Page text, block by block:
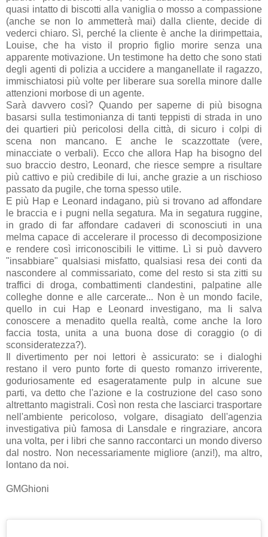
quasi intatto di biscotti alla vaniglia o mosso a compassione
(anche se non lo ammetterà mai) dalla cliente, decide di
vederci chiaro. Sì, perché la cliente è anche la dirimpettaia,
Louise, che ha visto il proprio figlio morire senza una
apparente motivazione. Un testimone ha detto che sono stati
degli agenti di polizia a uccidere a manganellate il ragazzo,
immischiatosi più volte per liberare sua sorella minore dalle
attenzioni morbose di un agente.
Sarà davvero così? Quando per saperne di più bisogna
basarsi sulla testimonianza di tanti teppisti di strada in uno
dei quartieri più pericolosi della città, di sicuro i colpi di
scena non mancano. E anche le scazzottate (vere,
minacciate o verbali). Ecco che allora Hap ha bisogno del
suo braccio destro, Leonard, che riesce sempre a risultare
più cattivo e più credibile di lui, anche grazie a un rischioso
passato da pugile, che torna spesso utile.
E più Hap e Leonard indagano, più si trovano ad affondare
le braccia e i pugni nella segatura. Ma in segatura ruggine,
in grado di far affondare cadaveri di sconosciuti in una
melma capace di accelerare il processo di decomposizione
e rendere così irriconoscibili le vittime. Lì si può davvero
"insabbiare" qualsiasi misfatto, qualsiasi resa dei conti da
nascondere al commissariato, come del resto si sta zitti su
traffici di droga, combattimenti clandestini, palpatine alle
colleghe donne e alle carcerate... Non è un mondo facile,
quello in cui Hap e Leonard investigano, ma li salva
conoscere a menadito quella realtà, come anche la loro
faccia tosta, unita a una buona dose di coraggio (o di
sconsideratezza?).
Il divertimento per noi lettori è assicurato: se i dialoghi
restano il vero punto forte di questo romanzo irriverente,
goduriosamente ed esageratamente pulp in alcune sue
parti, va detto che l'azione e la costruzione del caso sono
altrettanto magistrali. Così non resta che lasciarci trasportare
nell'ambiente pericoloso, volgare, disagiato dell'agenzia
investigativa più famosa di Lansdale e ringraziare, ancora
una volta, per i libri che sanno raccontarci un mondo diverso
dal nostro. Non necessariamente migliore (anzi!), ma altro,
lontano da noi.
GMGhioni